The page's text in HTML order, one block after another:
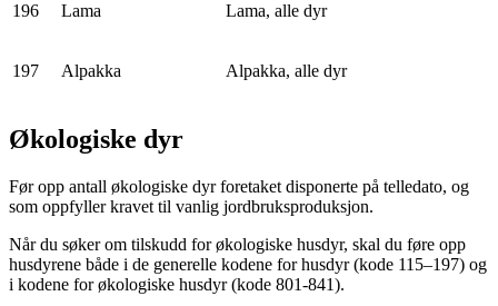
196 Lama Lama, alle dyr
197 Alpakka Alpakka, alle dyr
Økologiske dyr
Før opp antall økologiske dyr foretaket disponerte på telledato, og
som oppfyller kravet til vanlig jordbruksproduksjon.
Når du søker om tilskudd for økologiske husdyr, skal du føre opp
husdyrene både i de generelle kodene for husdyr (kode 115–197) og
i kodene for økologiske husdyr (kode 801-841).